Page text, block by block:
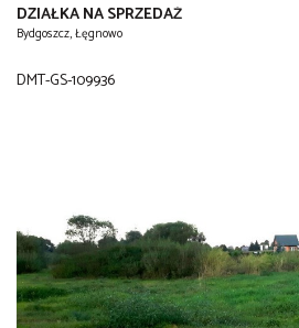
DZIAŁKA NA SPRZEDAŻ
Bydgoszcz, Łęgnowo
DMT-GS-109936